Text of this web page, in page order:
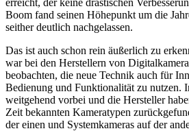
Boom fand seinen Höhepunkt um die
seither deutlich nachgelassen.
Das ist auch schon rein äußerlich zu
war bei den Herstellern von
beobachten, die neue Technik auch für
Bedienung und Funktionalität zu nutzen.
weitgehend vorbei und die Hersteller
Zeit bekannten Kameratypen
der einen und Systemkameras auf der